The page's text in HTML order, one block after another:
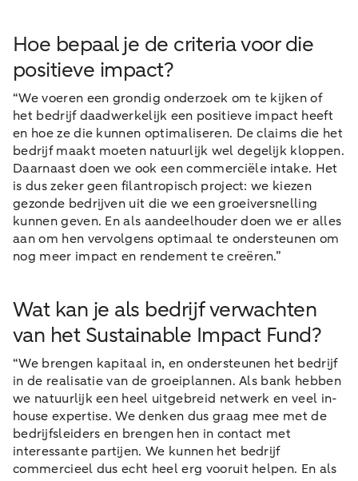
Hoe bepaal je de criteria voor die
positieve impact?
“We voeren een grondig onderzoek om te kijken of
het bedrijf daadwerkelijk een positieve impact heeft
en hoe ze die kunnen optimaliseren. De claims die het
bedrijf maakt moeten natuurlijk wel degelijk kloppen.
Daarnaast doen we ook een commerciële intake. Het
is dus zeker geen filantropisch project: we kiezen
gezonde bedrijven uit die we een groeiversnelling
kunnen geven. En als aandeelhouder doen we er alles
aan om hen vervolgens optimaal te ondersteunen om
nog meer impact en rendement te creëren.”
Wat kan je als bedrijf verwachten
van het Sustainable Impact Fund?
“We brengen kapitaal in, en ondersteunen het bedrijf
in de realisatie van de groeiplannen. Als bank hebben
we natuurlijk een heel uitgebreid netwerk en veel in-
house expertise. We denken dus graag mee met de
bedrijfsleiders en brengen hen in contact met
interessante partijen. We kunnen het bedrijf
commercieel dus echt heel erg vooruit helpen. En als